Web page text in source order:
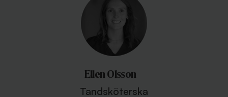
Ellen Olsson
Tandsköterska